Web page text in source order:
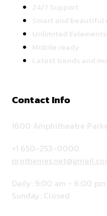
24/7 Support
Smart and beautiful
Unlimited Eelements
Mobile ready
Latest trends and
Contact Info
1600 Amphitheatre
+1 650-253-0000
Daily: 9:00 am - 6:00 pm
Sunday: Closed